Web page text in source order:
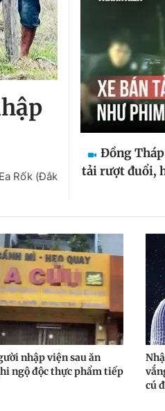
Rốk (Đắk
Đồng
tải rượt đuổi,
nhập viện sau ăn
ngộ độc thực phẩm tiếp
cú